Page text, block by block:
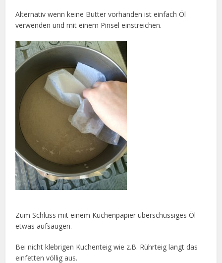
Alternativ wenn keine Butter vorhanden ist einfach Öl
verwenden und mit einem Pinsel einstreichen.
Zum Schluss mit einem Küchenpapier überschüssiges Öl
etwas aufsaugen.
Bei nicht klebrigen Kuchenteig wie z.B. Rührteig langt das
einfetten völlig aus.